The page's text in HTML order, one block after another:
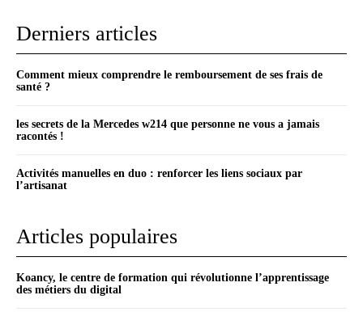
Derniers articles
Comment mieux comprendre le remboursement de ses frais de
santé ?
les secrets de la Mercedes w214 que personne ne vous a jamais
racontés !
Activités manuelles en duo : renforcer les liens sociaux par
l’artisanat
Articles populaires
Koancy, le centre de formation qui révolutionne l’apprentissage
des métiers du digital